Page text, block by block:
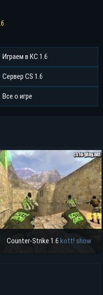
Играем в КС 1.6
Сервер CS 1.6
Все о игре
Counter-Strike 1.6 kott! show